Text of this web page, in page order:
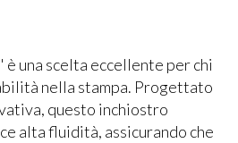
una scelta eccellente per chi
nella stampa. Progettato
questo inchiostro
alta fluidità, assicurando che